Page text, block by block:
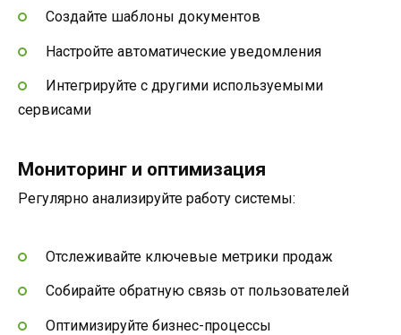
Создайте шаблоны документов
Настройте автоматические уведомления
Интегрируйте с другими используемыми
сервисами
Мониторинг и оптимизация
Регулярно анализируйте работу системы:
Отслеживайте ключевые метрики продаж
Собирайте обратную связь от пользователей
Оптимизируйте бизнес-процессы